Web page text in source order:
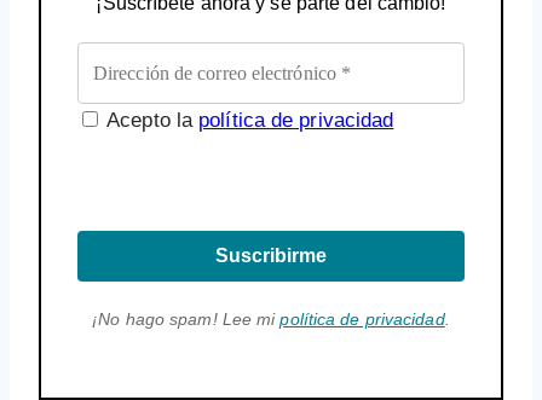
Acepto la política de privacidad
Suscribirme
¡No hago spam! Lee mipolítica de privacidad.